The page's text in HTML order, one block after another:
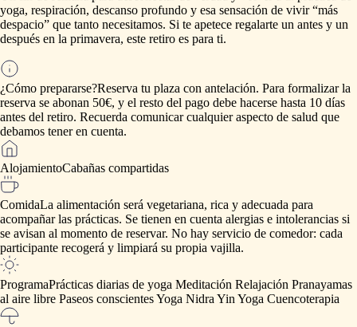
yoga, respiración, descanso profundo y esa sensación de vivir “más
despacio” que tanto necesitamos. Si te apetece regalarte un antes y un
después en la primavera, este retiro es para ti.
¿Cómo prepararse?Reserva tu plaza con antelación. Para formalizar la
reserva se abonan 50€, y el resto del pago debe hacerse hasta 10 días
antes del retiro. Recuerda comunicar cualquier aspecto de salud que
debamos tener en cuenta.
AlojamientoCabañas compartidas
ComidaLa alimentación será vegetariana, rica y adecuada para
acompañar las prácticas. Se tienen en cuenta alergias e intolerancias si
se avisan al momento de reservar. No hay servicio de comedor: cada
participante recogerá y limpiará su propia vajilla.
ProgramaPrácticas diarias de yoga Meditación Relajación Pranayamas
al aire libre Paseos conscientesYoga Nidra Yin Yoga Cuencoterapia